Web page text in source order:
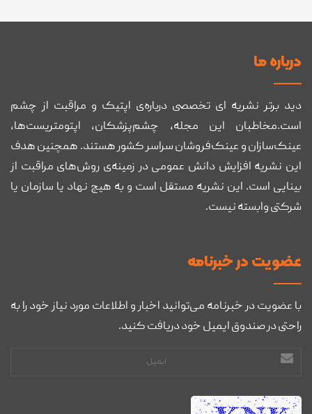
درباره ما
دید برتر نشریه ای تخصصی درباره‌ی اپتیک و مراقبت از چشم
است.مخاطبان این مجله، چشم‌پزشکان، اپتومتریست‌ها،
عینک‌سازان و عینک‌فروشان سراسر کشور هستند. همچنین هدف
این نشریه افزایش دانش عمومی در زمینه‌ی روش‌های مراقبت از
بینایی است. این نشریه مستقل است و به هیچ نهاد یا سازمان یا
شرکتی وابسته نیست.
عضويت در خبرنامه
با عضویت در خبرنامه می‌توانید اخبار و اطلاعات مورد نیاز خود را به
راحتی در صندوق ایمیل خود دریافت کنید.
آدرس